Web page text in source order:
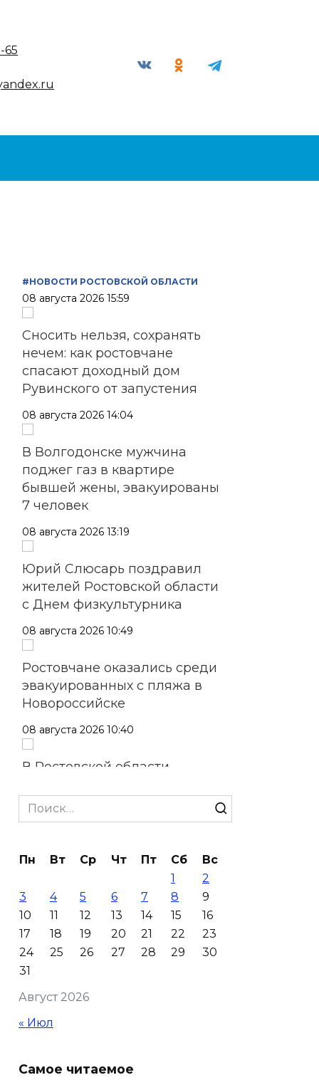
65
#НОВОСТИ РОСТОВСКОЙ ОБЛАСТИ
08 августа 2026 15:59
Сносить нельзя, сохранять
нечем: как ростовчане
спасают доходный дом
Рувинского от запустения
08 августа 2026 14:04
В Волгодонске мужчина
поджег газ в квартире
бывшей жены, эвакуированы
7 человек
08 августа 2026 13:19
Юрий Слюсарь поздравил
жителей Ростовской области
с Днем физкультурника
08 августа 2026 10:49
Ростовчане оказались среди
эвакуированных с пляжа в
Новороссийске
08 августа 2026 10:40
В Ростовской области
техногенных пожаров и 30
возгораний растительности
объявили штормовое
предупреждение из-за
высокого риска пожаров
08 августа 2026 09:32
Утром над акваторией
Азовского моря сбили
08 августа 2026 09:29
Search
for:
Август 2026
Пн Вт Ср Чт Пт Сб
Вс
1
2
3
4 5 6 7 8
9
10
11 12 13 14 15
16
17
18 19 20 21 22
23
24
25 26 27 28 29
30
31
« Июл
Самое читаемое